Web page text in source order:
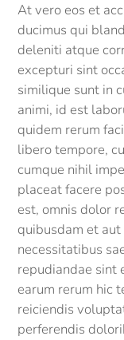
At vero eos et
ducimus qui
deleniti atque
excepturi sint
similique sunt in
animi, id est
quidem rerum
libero tempore,
cumque nihil
placeat facere
est, omnis dolor
quibusdam et
necessitatibus
repudiandae sint
earum rerum hic
reiciendis
perferendis